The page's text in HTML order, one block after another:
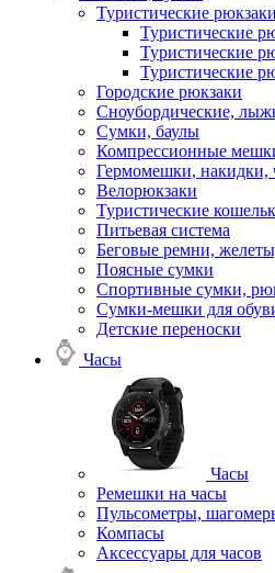
Туристические рюкзаки
Туристические
Туристические
Туристические
Городские рюкзаки
Сноубордические,
Сумки, баулы
Компрессионные
Гермомешки, накидки,
Велорюкзаки
Туристические
Питьевая система
Беговые ремни,
Поясные сумки
Спортивные сумки,
Сумки-мешки для
Детские переноски
Часы
Часы
Ремешки на часы
Пульсометры,
Компасы
Аксессуары для часов